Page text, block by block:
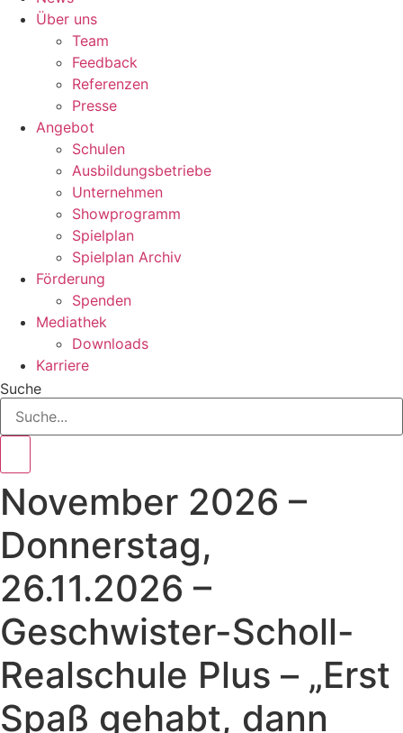
Über uns
Team
Feedback
Referenzen
Presse
Angebot
Schulen
Ausbildungsbetriebe
Unternehmen
Showprogramm
Spielplan
Spielplan Archiv
Förderung
Spenden
Mediathek
Downloads
Karriere
Suche
November 2026 –
Donnerstag,
26.11.2026 –
Geschwister-Scholl-
Realschule Plus – „Erst
Spaß gehabt, dann